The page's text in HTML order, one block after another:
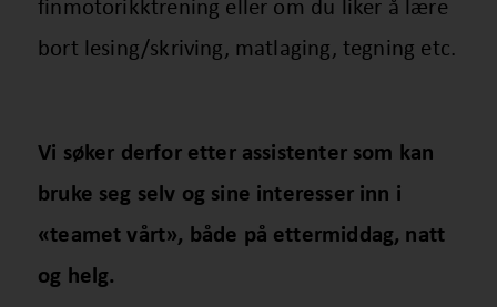
finmotorikktrening eller om du liker å lære
bort lesing/skriving, matlaging, tegning etc.
Vi søker derfor etter assistenter som kan
bruke seg selv og sine interesser inn i
«teamet vårt», både på ettermiddag, natt
og helg.